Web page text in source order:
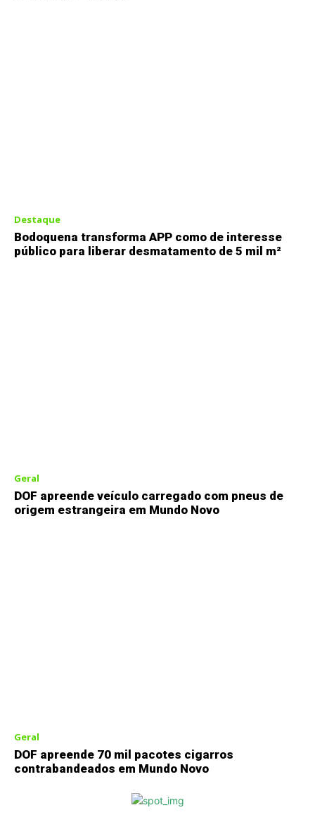
Destaque
Bodoquena transforma APP como de interesse
público para liberar desmatamento de 5 mil m²
Geral
DOF apreende veículo carregado com pneus de
origem estrangeira em Mundo Novo
Geral
DOF apreende 70 mil pacotes cigarros
contrabandeados em Mundo Novo